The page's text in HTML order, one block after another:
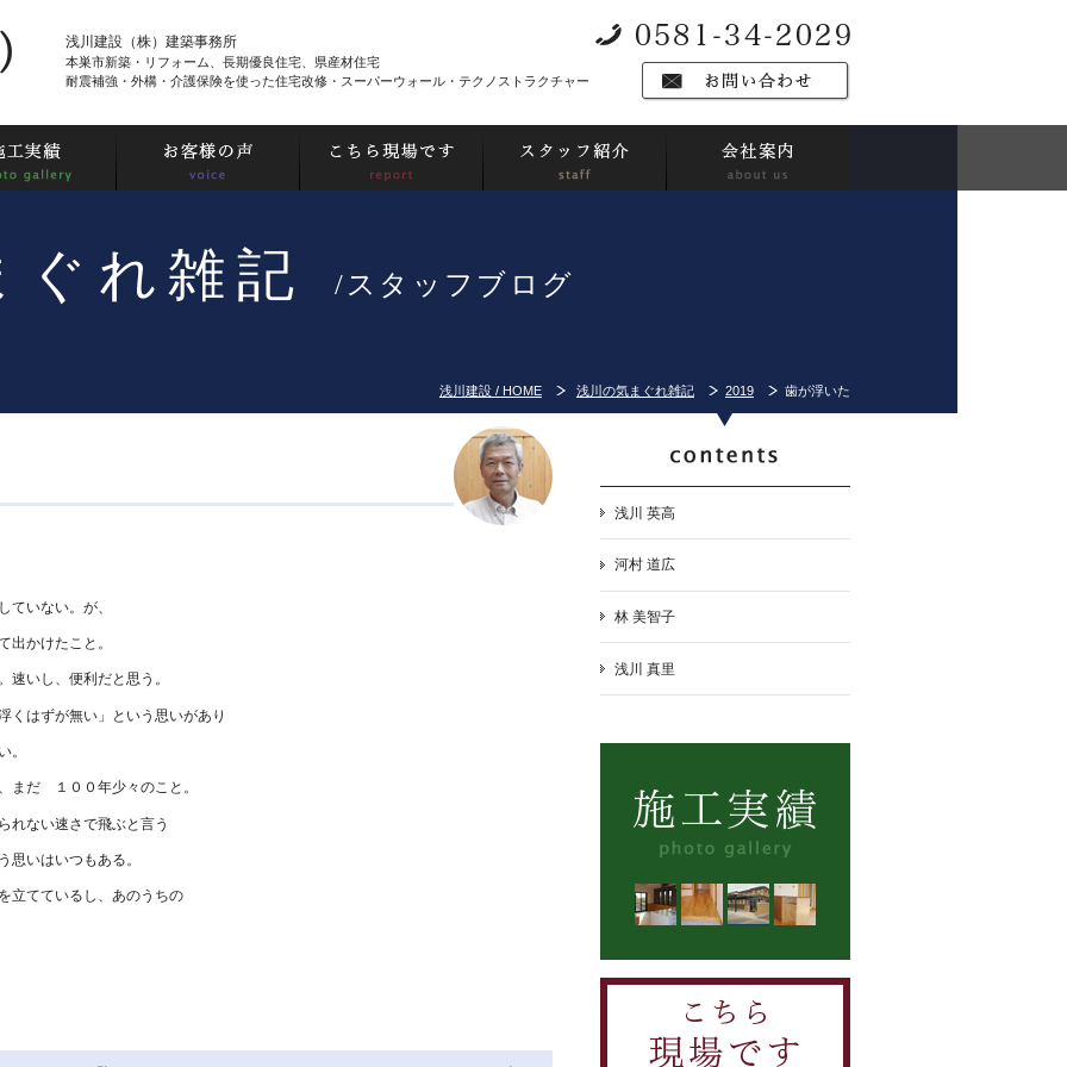
浅川建設（株）建築事務所
本巣市新築・リフォーム、長期優良住宅、県産材住宅
耐震補強・外構・介護保険を使った住宅改修・スーパーウォール・テクノストラクチャー
ぐれ雑記 /スタッフブログ
浅川建設 / HOME 浅川の気まぐれ雑記 2019 歯が浮いた
いない。が、
出かけたこと。
速いし、便利だと思う。
くはずが無い」という思いがあり
。
まだ １００年少々のこと。
れない速さで飛ぶと言う
思いはいつもある。
立てているし、あのうちの
浅川 英高
河村 道広
林 美智子
浅川 真里